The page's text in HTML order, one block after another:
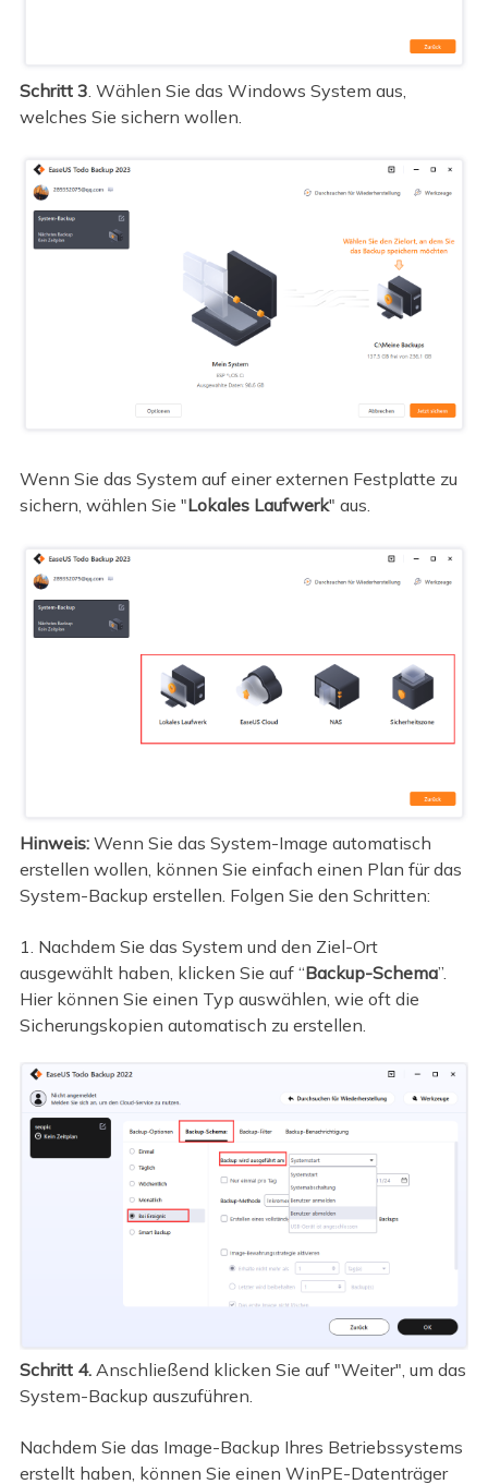
Schritt 3 . Wählen Sie das Windows System aus,
welches Sie sichern wollen.
Wenn Sie das System auf einer externen Festplatte zu
sichern, wählen Sie "Lokales Laufwerk" aus.
Hinweis:Wenn Sie das System-Image automatisch
erstellen wollen, können Sie einfach einen Plan für das
System-Backup erstellen. Folgen Sie den Schritten:
1. Nachdem Sie das System und den Ziel-Ort
ausgewählt haben, klicken Sie auf “Backup-Schema”.
Hier können Sie einen Typ auswählen, wie oft die
Sicherungskopien automatisch zu erstellen.
Schritt 4.Anschließend klicken Sie auf "Weiter", um das
System-Backup auszuführen.
Nachdem Sie das Image-Backup Ihres Betriebssystems
erstellt haben, können Sie einen WinPE-Datenträger